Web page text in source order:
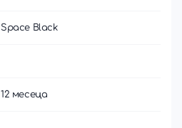
Space Black
12 месеца